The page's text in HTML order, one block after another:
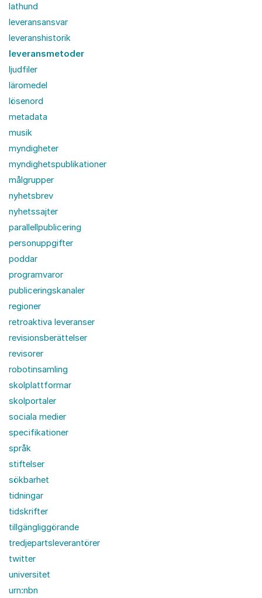
lathund
leveransansvar
leveranshistorik
leveransmetoder
ljudfiler
läromedel
lösenord
metadata
musik
myndigheter
myndighetspublikationer
målgrupper
nyhetsbrev
nyhetssajter
parallellpublicering
personuppgifter
poddar
programvaror
publiceringskanaler
regioner
retroaktiva leveranser
revisionsberättelser
revisorer
robotinsamling
skolplattformar
skolportaler
sociala medier
specifikationer
språk
stiftelser
sökbarhet
tidningar
tidskrifter
tillgängliggörande
tredjepartsleverantörer
twitter
universitet
urn:nbn